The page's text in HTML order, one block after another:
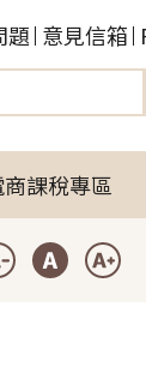
題 意見信箱
課稅專區
型字中型字大型